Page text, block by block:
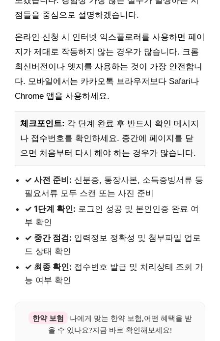
점들을 중심으로 설명하겠습니다.
온라인 신청 시 인터넷 익스플로러를 사용하면 페이
지가 제대로 작동하지 않는 경우가 많습니다. 크롬
최신버전이나 엣지를 사용하는 것이 가장 안전합니
다. 모바일에서는 카카오톡 브라우저보다 Safari나
Chrome 앱을 사용하세요.
체크포인트: 각 단계 완료 후 반드시 확인 메시지
나 접수번호를 확인하세요. 중간에 페이지를 닫
으면 처음부터 다시 해야 하는 경우가 많습니다.
✓ 사전 준비: 신분증, 통장사본, 소득증빙서류 등
필요서류 모두 스캔 또는 사진 준비
✓ 1단계 확인: 로그인 성공 및 본인인증 완료 여
부 확인
✓ 중간 점검: 입력정보 정확성 및 첨부파일 업로
드 상태 확인
✓ 최종 확인: 접수번호 발급 및 처리상태 조회 가
능 여부 확인
한약 보험
나에게 맞는 한약 보험,어떤 혜택을 받
을 수 있나요?지금 바로 확인해보세요!